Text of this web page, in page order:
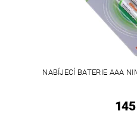
NABÍJECÍ BATERIE AAA